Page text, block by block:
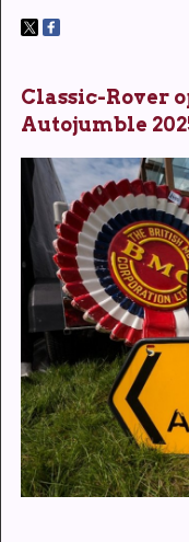
Classic-Rover
Autojumble